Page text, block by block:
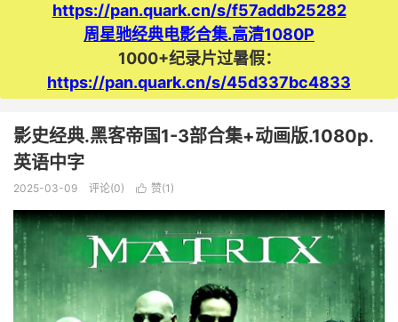
https://pan.quark.cn/s/f57addb25282
周星驰经典电影合集.高清1080P
1000+纪录片过暑假：
https://pan.quark.cn/s/45d337bc4833
影史经典.黑客帝国1-3部合集+动画版.1080p.
英语中字
2025-03-09 评论(0)  赞(1 )